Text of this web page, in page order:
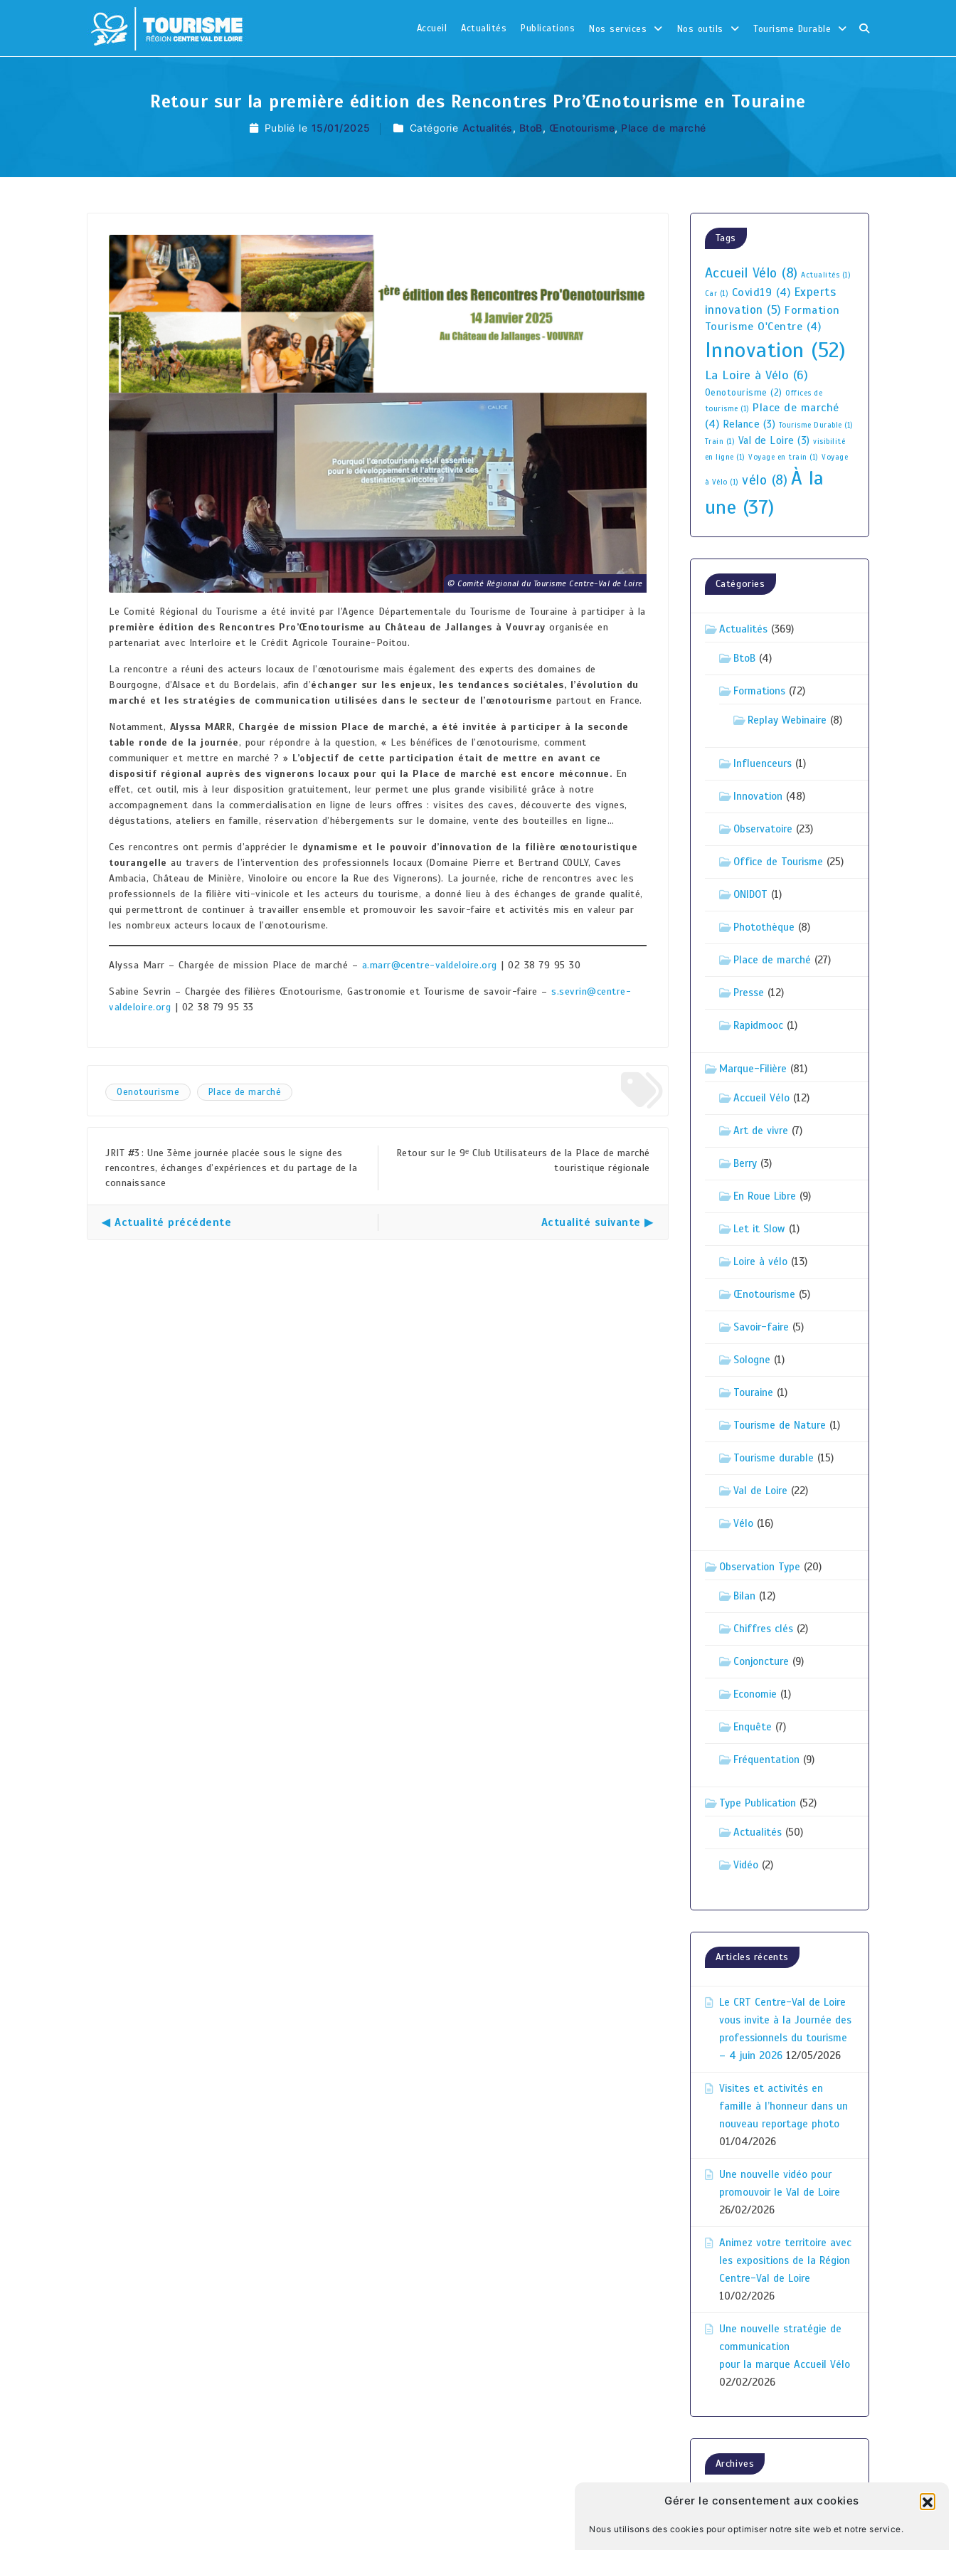
Gérer le consentement aux cookies
Nous utilisons des cookies pour optimiser notre site web et notre service.
Accueil Actualités Publications Nos services Nos outils Tourisme Durable
Retour sur la première édition des Rencontres Pro’Œnotourisme en Touraine
Publié le 15/01/2025 Catégorie Actualités, BtoB, Œnotourisme, Place de marché
Comité Régional du Tourisme Centre-Val de Loire
Le Comité Régional du Tourisme a été invité par l’Agence Départementale du Tourisme de Touraine à participer à la
première édition des Rencontres Pro’Œnotourisme au Château de Jallanges à Vouvray organisée en
partenariat avec Interloire et le Crédit Agricole Touraine-Poitou.
La rencontre a réuni des acteurs locaux de l’œnotourisme mais également des experts des domaines de
Bourgogne, d’Alsace et du Bordelais, afin d’échanger sur les enjeux, les tendances sociétales, l’évolution du
marché et les stratégies de communication utilisées dans le secteur de l’œnotourisme partout en France.
Notamment, Alyssa MARR, Chargée de mission Place de marché, a été invitée à participer à la seconde
table ronde de la journée, pour répondre à la question, « Les bénéfices de l’œnotourisme, comment
communiquer et mettre en marché ? » L’objectif de cette participation était de mettre en avant ce
dispositif régional auprès des vignerons locaux pour qui la Place de marché est encore méconnue. En
effet, cet outil, mis à leur disposition gratuitement, leur permet une plus grande visibilité grâce à notre
accompagnement dans la commercialisation en ligne de leurs offres : visites des caves, découverte des vignes,
dégustations, ateliers en famille, réservation d’hébergements sur le domaine, vente des bouteilles en ligne…
Ces rencontres ont permis d’apprécier le dynamisme et le pouvoir d’innovation de la filière œnotouristique
tourangelle au travers de l’intervention des professionnels locaux (Domaine Pierre et Bertrand COULY, Caves
Ambacia, Château de Minière, Vinoloire ou encore la Rue des Vignerons). La journée, riche de rencontres avec les
professionnels de la filière viti-vinicole et les acteurs du tourisme, a donné lieu à des échanges de grande qualité,
qui permettront de continuer à travailler ensemble et promouvoir les savoir-faire et activités mis en valeur par
les nombreux acteurs locaux de l’œnotourisme.
Alyssa Marr – Chargée de mission Place de marché – a.marr@centre-valdeloire.org | 02 38 79 95 30
Sabine Sevrin – Chargée des filières Œnotourisme, Gastronomie et Tourisme de savoir-faire – s.sevrin@centre-
valdeloire.org | 02 38 79 95 33
Oenotourisme Place de marché
JRIT #3 : Une 3ème journée placée sous le signe des
rencontres, échanges d’expériences et du partage de la
connaissance
Retour sur le 9ᵉ Club Utilisateurs de la Place de marché
touristique régionale
◀ Actualité précédente Actualité suivante ▶
Tags
Accueil Vélo (8) Actualités (1)
Car (1) Covid19 (4) Experts
innovation (5) Formation
Tourisme O'Centre (4)
Innovation (52)
La Loire à Vélo (6)
Oenotourisme (2) Offices de
tourisme (1) Place de marché
(4) Relance (3) Tourisme Durable (1)
Train (1) Val de Loire (3) visibilité
en ligne (1) Voyage en train (1) Voyage
à Vélo (1) vélo (8) À la
une (37)
Catégories
Actualités(369)
BtoB(4)
Formations(72)
Replay Webinaire (8)
Influenceurs(1)
Innovation (48)
Observatoire (23)
Office de Tourisme (25)
ONIDOT (1)
Photothèque (8)
Place de marché (27)
Presse (12)
Rapidmooc(1)
Marque-Filière (81)
Accueil Vélo(12)
Art de vivre (7)
Berry(3)
En Roue Libre (9)
Let it Slow (1)
Loire à vélo(13)
Œnotourisme (5)
Savoir-faire (5)
Sologne (1)
Touraine (1)
Tourisme de Nature (1)
Tourisme durable (15)
Val de Loire (22)
Vélo(16)
Observation Type (20)
Bilan (12)
Chiffres clés(2)
Conjoncture (9)
Economie (1)
Enquête (7)
Fréquentation (9)
Type Publication (52)
Actualités(50)
Vidéo(2)
Articles récents
Le CRT Centre-Val de Loire
vous invite à la Journée des
professionnels du tourisme
– 4 juin 2026 12/05/2026
Visites et activités en
famille à l’honneur dans un
nouveau reportage photo
01/04/2026
Une nouvelle vidéo pour
promouvoir le Val de Loire
26/02/2026
Animez votre territoire avec
les expositions de la Région
Centre-Val de Loire
10/02/2026
Une nouvelle stratégie de
communication
pour la marque Accueil Vélo
02/02/2026
Archives